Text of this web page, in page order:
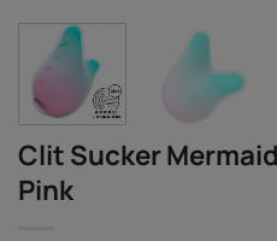
Clit Sucker
Pink